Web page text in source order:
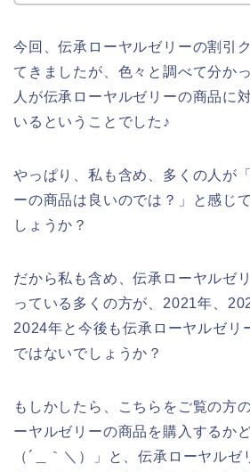
今回、伝承ローヤルゼリーの割引
てきましたが、色々と調べて分か
人が伝承ローヤルゼリーの商品に
いるということでした♪
やっぱり、私も含め、多くの人が
ーの商品は良いのでは？」と感じ
しょうか？
だから私も含め、伝承ローヤルゼ
っている多くの方が、2021年、
2024年と今後も伝承ローヤルゼリ
ではないでしょうか？
もしかしたら、こちらをご覧の方
ーヤルゼリーの商品を購入するか
（´＿｀＼）」と、伝承ローヤル